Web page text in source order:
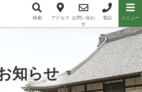
知らせ
検索 アクセス
お問い合わ
せ
電話 メニュー